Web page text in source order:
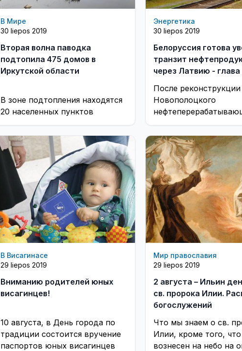
В Мире
30 liepos 2019
Вторая волна паводка
подтопила 475 домов в
Иркутской области
В зоне подтопления находятся
20 населенных пунктов
Энергетика
30 liepos 2019
Белоруссия готова
транзит
через Латвию -
После реконструкции
Новополоцкого
завода Белоруссия
увеличить транзит
нефтепродуктов
В Висагинасе
29 liepos 2019
Вниманию родителей юных
висагинцев!
10 августа, в День города по
традиции состоится вручение
паспортов юных висагинцев
Мир православия
29 liepos 2019
2 августа – Ильин
св. пророка Илии.
богослужений
Что мы знаем о св.
Илии, кроме того,
вознесен на небо на